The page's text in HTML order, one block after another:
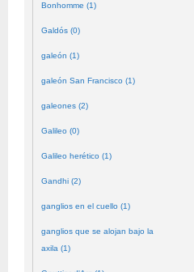
Bonhomme (1)
Galdós (0)
galeón (1)
galeón San Francisco (1)
galeones (2)
Galileo (0)
Galileo herético (1)
Gandhi (2)
ganglios en el cuello (1)
ganglios que se alojan bajo la
axila (1)